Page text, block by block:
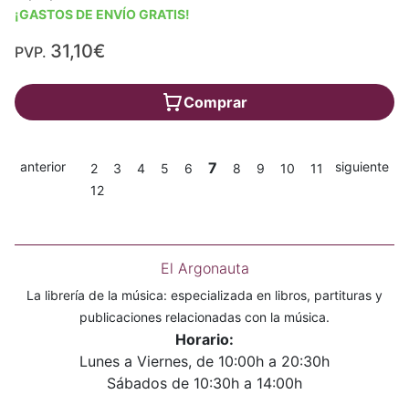
¡GASTOS DE ENVÍO GRATIS!
PVP. 31,10€
Comprar
anterior 2 3 4 5 6 7 8 9 10
11
12
siguiente
El Argonauta
La librería de la música: especializada en libros, partituras y
publicaciones relacionadas con la música.
Horario:
Lunes a Viernes, de 10:00h a 20:30h
Sábados de 10:30h a 14:00h